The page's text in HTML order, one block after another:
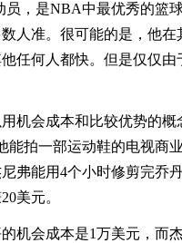
员，是NBA中最优秀的篮
人准。很可能的是，他
任何人都快。但是仅仅
机会成本和比较优势的
能拍一部运动鞋的电视商
弗能用4个小时修剪完乔
美元。
机会成本是1万美元，而